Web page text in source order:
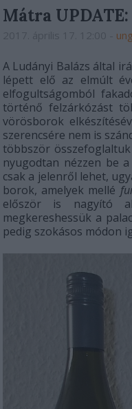
Mátra
A Ludányi Balázs által
lépett elő az elmúlt
elfogultságomból
történő felzárkózást
vörösborok
szerencsére nem is
többször
nyugodtan nézzen be
csak a jelenről lehet,
borok, amelyek mellé
először is nagyító
megkereshessük a
pedig szokásos módon